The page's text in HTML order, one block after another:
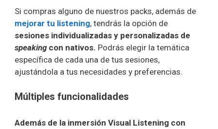
Si compras alguno de nuestros packs, además de
mejorar tu listening, tendrás la opción de
sesiones individualizadas y personalizadas de
speakingcon nativos. Podrás elegir la temática
específica de cada una de tus sesiones,
ajustándola a tus necesidades y preferencias.
Múltiples funcionalidades
Además de la inmersión Visual Listening con